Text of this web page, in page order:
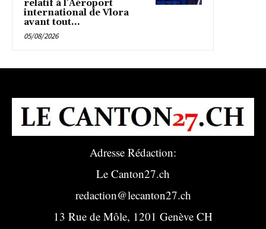
relatif à l’Aéroport
international de Vlora
avant tout...
05/08/2026
Adresse Rédaction:
Le Canton27.ch
redaction@lecanton27.ch
13 Rue de Môle, 1201 Genève CH